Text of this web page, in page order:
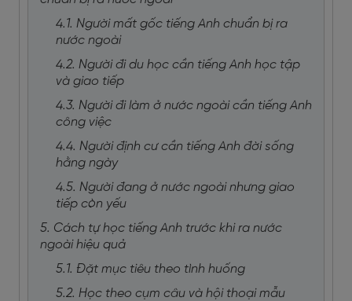
4.1. Người mất gốc tiếng Anh chuẩn bị ra
nước ngoài
4.2. Người đi du học cần tiếng Anh học tập
và giao tiếp
4.3. Người đi làm ở nước ngoài cần tiếng Anh
công việc
4.4. Người định cư cần tiếng Anh đời sống
hằng ngày
4.5. Người đang ở nước ngoài nhưng giao
tiếp còn yếu
5. Cách tự học tiếng Anh trước khi ra nước
ngoài hiệu quả
5.1. Đặt mục tiêu theo tình huống
5.2. Học theo cụm câu và hội thoại mẫu